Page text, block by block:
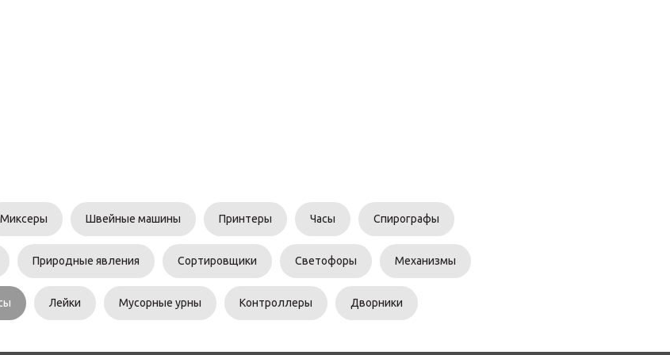
Миксеры Швейные машины Принтеры Часы Спирографы
Природные явления Сортировщики Светофоры Механизмы
Лейки Мусорные урны Контроллеры Дворники